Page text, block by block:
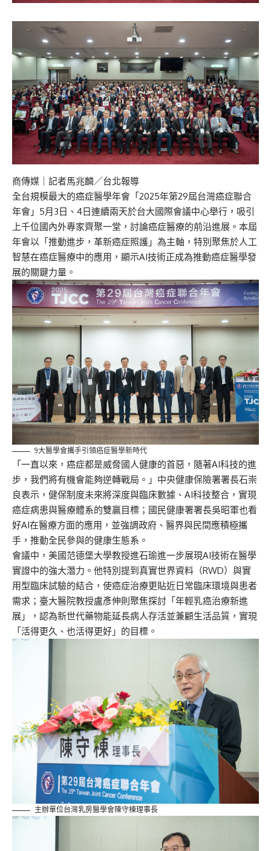
商傳媒 ｜記者馬兆麟／台北報導
全台規模最大的癌症醫學年會「2025年第29屆台灣癌症聯合
年會」5月3日、4日連續兩天於台大國際會議中心舉行，吸引
上千位國內外專家齊聚一堂，討論癌症醫療的前沿進展。本屆
年會以「推動進步，革新癌症照護」為主軸，特別聚焦於人工
智慧在癌症醫療中的應用，顯示AI技術正成為推動癌症醫學發
展的關鍵力量。
9大醫學會攜手引領癌症醫學新時代
「一直以來，癌症都是威脅國人健康的首惡，隨著AI科技的進
步，我們將有機會能夠逆轉戰局。」中央健康保險署署長石崇
良表示，健保制度未來將深度與臨床數據、AI科技整合，實現
癌症病患與醫療體系的雙贏目標；國民健康署署長吳昭軍也看
好AI在醫療方面的應用，並強調政府、醫界與民間應積極攜
手，推動全民參與的健康生態系。
會議中，美國范德堡大學教授進石瑜進一步展現AI技術在醫學
實證中的強大潛力。他特別提到真實世界資料（RWD）與實
用型臨床試驗的結合，使癌症治療更貼近日常臨床環境與患者
需求；臺大醫院教授盧彥伸則聚焦探討「年輕乳癌治療新進
展」，認為新世代藥物能延長病人存活並兼顧生活品質，實現
「活得更久、也活得更好」的目標。
主辦單位台灣乳房醫學會陳守棟理事長